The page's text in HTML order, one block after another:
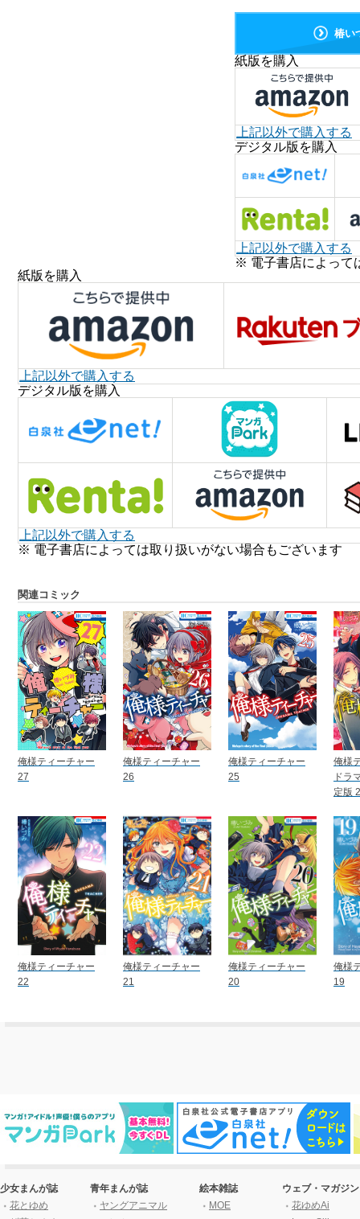
椿い
紙版を購入
上記以外で購入する
デジタル版を購入
上記以外で購入する
※ 電子書店によって
紙版を購入
上記以外で購入する
デジタル版を購入
上記以外で購入する
※ 電子書店によっては取り扱いがない場合もございます
関連コミック
俺様ティーチャー
27
俺様ティーチャー
26
俺様ティーチャー
25
俺様
ドラ
定版
俺様ティーチャー
22
俺様ティーチャー
21
俺様ティーチャー
20
俺様
19
少女まんが誌
花とゆめ
青年まんが誌
ヤングアニマル
絵本雑誌
MOE
ウェブ・マガジン
花ゆめAi